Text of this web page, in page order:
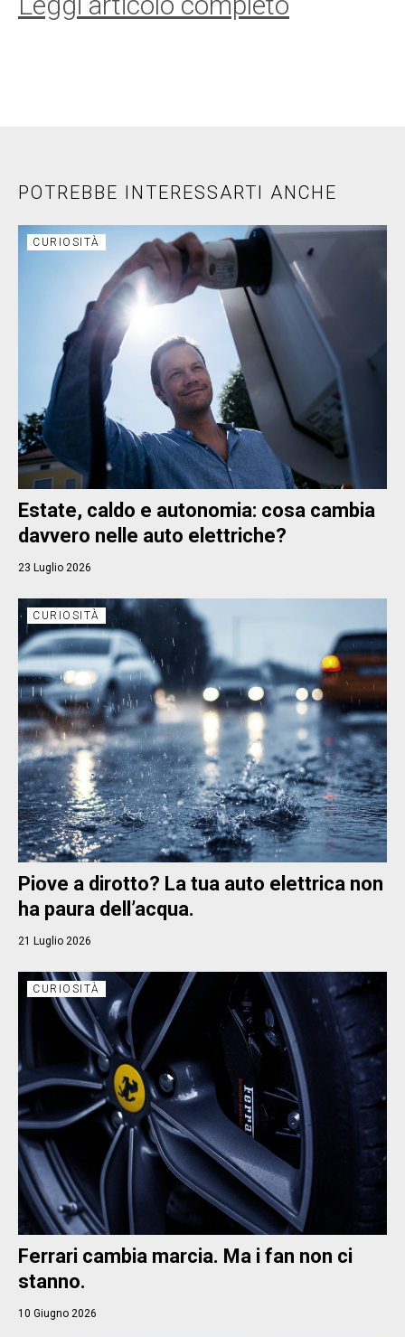
POTREBBE INTERESSARTI ANCHE
CURIOSITÀ
Estate, caldo e autonomia: cosa cambia
davvero nelle auto elettriche?
23 Luglio 2026
CURIOSITÀ
Piove a dirotto? La tua auto elettrica non
ha paura dell’acqua.
21 Luglio 2026
CURIOSITÀ
Ferrari cambia marcia. Ma i fan non ci
stanno.
10 Giugno 2026